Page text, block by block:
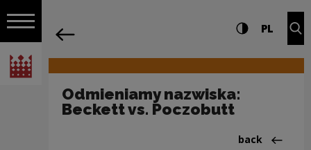
Open navigation
National Centre for Culture Poland
Navigation Settings and search
High contrast
PL
Odmieniamy nazwiska:
Beckett vs. Poczobutt
Back
back